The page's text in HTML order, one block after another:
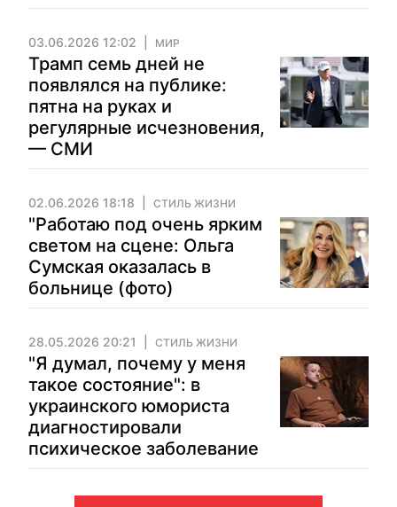
03.06.2026 12:02 МИР
Трамп семь дней не
появлялся на публике:
пятна на руках и
регулярные исчезновения,
— СМИ
02.06.2026 18:18 СТИЛЬ ЖИЗНИ
"Работаю под очень ярким
светом на сцене: Ольга
Сумская оказалась в
больнице (фото)
28.05.2026 20:21 СТИЛЬ ЖИЗНИ
"Я думал, почему у меня
такое состояние": в
украинского юмориста
диагностировали
психическое заболевание